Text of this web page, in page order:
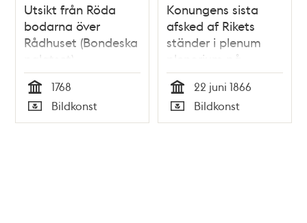
Utsikt från Röda
bodarna över
Rådhuset (Bondeska
palatset),
Riddarhuset och
Riddarholmen
Tid
1768
Typ
Bildkonst
Konungens sista
afsked af Rikets
ständer i plenum
plenorium på
Rikssalen den 22 juni
1866. Litografisk bild
Ny Illustrerad
Tidning, nr 27 den 7
Tid
22 juni 1866
Typ
Bildkonst